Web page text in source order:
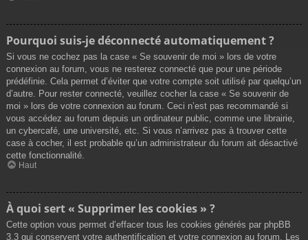
Pourquoi suis-je déconnecté automatiquement ?
Si vous ne cochez pas la case « Se souvenir de moi » lors de votre
connexion au forum, vous ne resterez connecté que pour une période
prédéfinie. Cela permet d’éviter que votre compte soit utilisé par quelqu’un
d’autre. Pour rester connecté, veuillez cocher la case « Se souvenir de
moi » lors de votre connexion au forum. Ceci n’est pas recommandé si
vous accédez au forum depuis un ordinateur public, comme une librairie,
un cybercafé, une université, etc. Si vous n’arrivez pas à trouver cette
case à cocher, il est probable qu’un administrateur du forum ait désactivé
cette fonctionnalité.
Haut
À quoi sert « Supprimer les cookies » ?
Cette option vous permet d’effacer tous les cookies générés par phpBB
3.3 qui conservent votre authentification et votre connexion au forum. Les